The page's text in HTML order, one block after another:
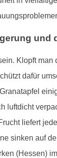
und
Klopft
dafür
luftdicht
liefert
sinken auf
(Hessen)